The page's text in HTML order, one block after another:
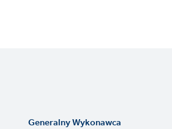
Generalny Wykonawca